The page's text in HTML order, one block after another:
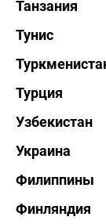
Танзания
Тунис
Турция
Узбекистан
Украина
Филиппины
Финляндия